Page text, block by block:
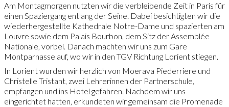
Am Montagmorgen nutzten wir die verbleibende Zeit in Paris für
einen Spaziergang entlang der Seine. Dabei besichtigten wir die
wiederhergestellte Kathedrale Notre-Dame und spazierten am
Louvre sowie dem Palais Bourbon, dem Sitz der Assemblée
Nationale, vorbei. Danach machten wir uns zum Gare
Montparnasse auf, wo wir in den TGV Richtung Lorient stiegen.
In Lorient wurden wir herzlich von Moerava Piederriere und
Christelle Tristant, zwei Lehrerinnen der Partnerschule,
empfangen und ins Hotel gefahren. Nachdem wir uns
eingerichtet hatten, erkundeten wir gemeinsam die Promenade